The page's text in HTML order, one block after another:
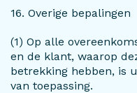
16. Overige bepalingen
(1) Op alle
en de klant, waarop
betrekking hebben, is
van toepassing.